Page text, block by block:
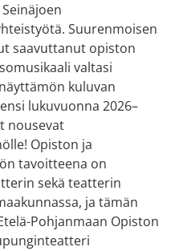
Suurenmoisen
saavuttanut opiston
valtasi
kuluvan
lukuvuonna 2026–
nousevat
Opiston ja
tavoitteena on
sekä teatterin
ja tämän
Pohjanmaan Opiston